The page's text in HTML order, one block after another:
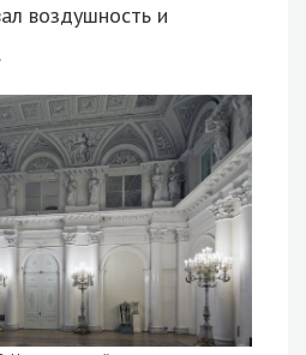
воздушность и